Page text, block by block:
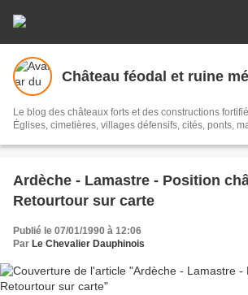
Château féodal et ruine
Le blog des châteaux forts et des constructions
Églises, cimetières, villages défensifs, cités, ponts,
Ardèche - Lamastre - Position
Retourtour sur carte
Publié le 07/01/1990 à 12:06
Par Le Chevalier Dauphinois